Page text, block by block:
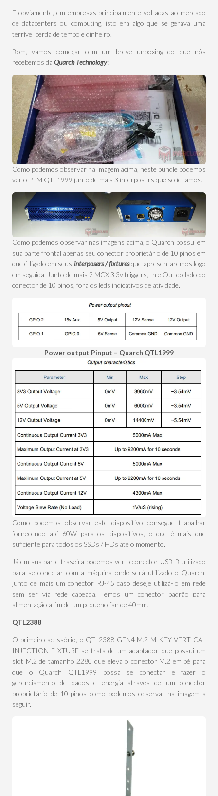
E obviamente, em empresas principalmente voltadas ao mercado
de datacenters ou computing, isto era algo que se gerava uma
terrível perda de tempo e dinheiro.
Bom, vamos começar com um breve unboxing do que nós
recebemos da Quarch Technology:
Como podemos observar na imagem acima, neste bundle podemos
ver o PPM QTL1999 junto de mais 3 interposers que solicitamos.
Como podemos observar nas imagens acima, o Quarch possui em
sua parte frontal apenas seu conector proprietário de 10 pinos em
que é ligado em seus interposers / fixturesque apresentaremos logo
em seguida. Junto de mais 2 MCX 3.3v triggers, In e Out do lado do
conector de 10 pinos, fora os leds indicativos de atividade.
Power output Pinput – Quarch QTL1999
Como podemos observar este dispositivo consegue trabalhar
fornecendo até 60W para os dispositivos, o que é mais que
suficiente para todos os SSDs / HDs até o momento.
Já em sua parte traseira podemos ver o conector USB-B utilizado
para se conectar com a máquina onde será utilizado o Quarch,
junto de mais um conector RJ-45 caso deseje utilizá-lo em rede
sem ser via rede cabeada. Temos um conector padrão para
alimentação além de um pequeno fan de 40mm.
QTL2388
O primeiro acessório, o QTL2388 GEN4 M.2 M-KEY VERTICAL
INJECTION FIXTURE se trata de um adaptador que possui um
slot M.2 de tamanho 2280 que eleva o conector M.2 em pé para
que o Quarch QTL1999 possa se conectar e fazer o
gerenciamento de dados e energia através de um conector
proprietário de 10 pinos como podemos observar na imagem a
seguir.